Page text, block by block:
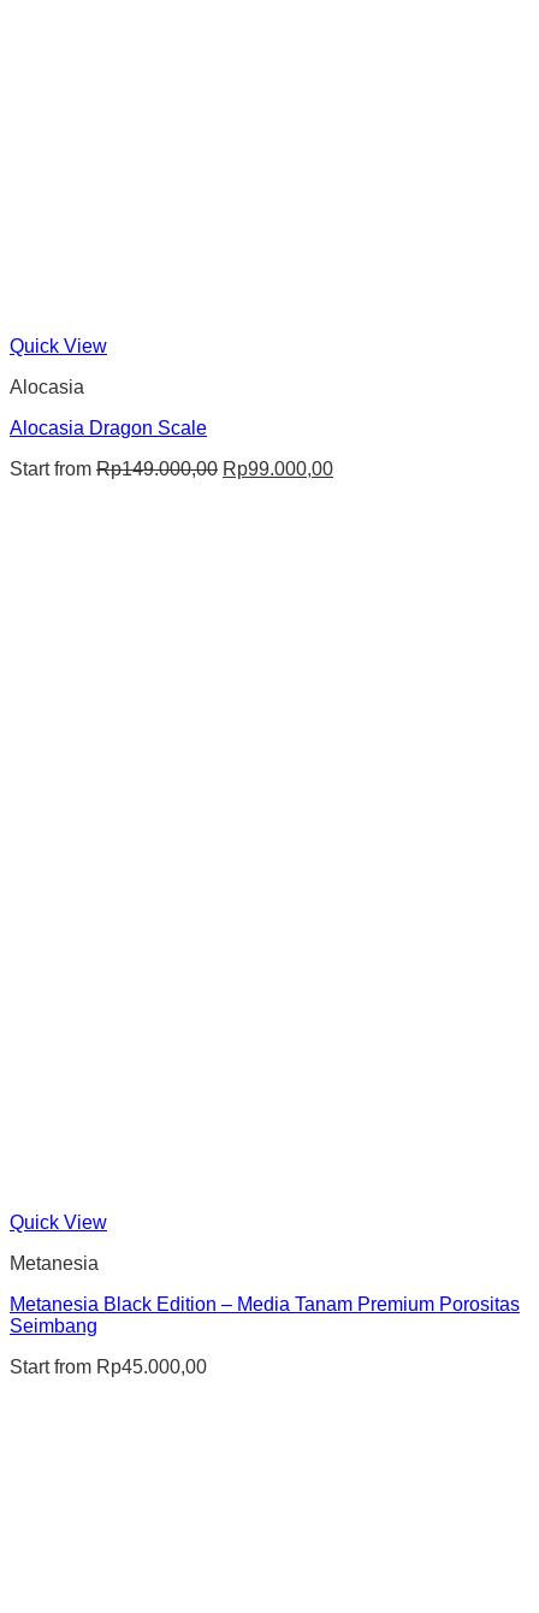
Quick View
Alocasia
Alocasia Dragon Scale
Start from Rp149.000,00 Original
Rp99.000,00Current
Quick View
Metanesia
Metanesia Black Edition – Media Tanam Premium Porositas
Seimbang
Start from Rp45.000,00